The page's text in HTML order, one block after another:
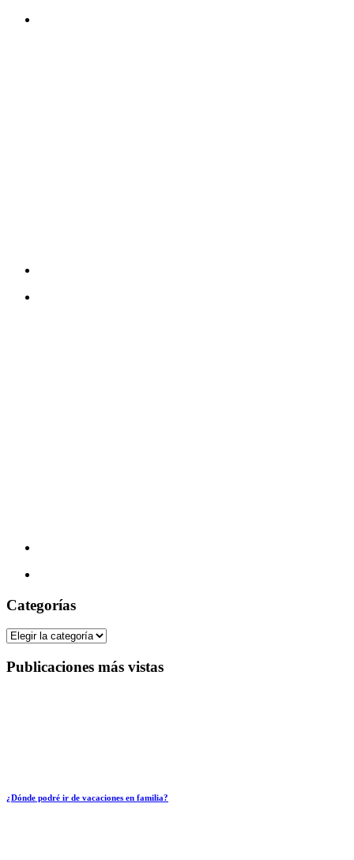
Categorías
Categorías
Publicaciones más vistas
¿Dónde podré ir de vacaciones en familia?